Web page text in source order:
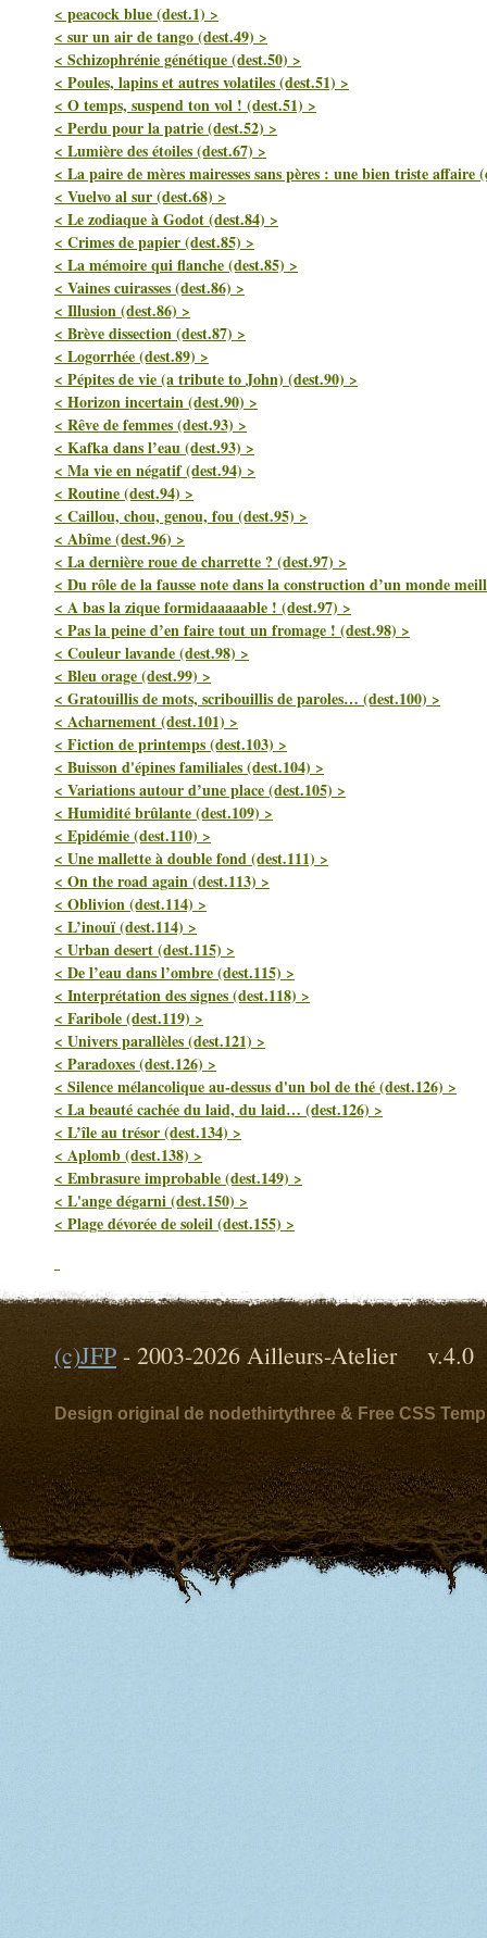
< peacock blue (dest.1) >
< sur un air de tango (dest.49) >
< Schizophrénie génétique (dest.50) >
< Poules, lapins et autres volatiles (dest.51) >
< O temps, suspend ton vol ! (dest.51) >
< Perdu pour la patrie (dest.52) >
< Lumière des étoiles (dest.67) >
< La paire de mères mairesses sans pères : une bien triste affaire
< Vuelvo al sur (dest.68) >
< Le zodiaque à Godot (dest.84) >
< Crimes de papier (dest.85) >
< La mémoire qui flanche (dest.85) >
< Vaines cuirasses (dest.86) >
< Illusion (dest.86) >
< Brève dissection (dest.87) >
< Logorrhée (dest.89) >
< Pépites de vie (a tribute to John) (dest.90) >
< Horizon incertain (dest.90) >
< Rêve de femmes (dest.93) >
< Kafka dans l’eau (dest.93) >
< Ma vie en négatif (dest.94) >
< Routine (dest.94) >
< Caillou, chou, genou, fou (dest.95) >
< Abîme (dest.96) >
< La dernière roue de charrette ? (dest.97) >
< Du rôle de la fausse note dans la construction d’un monde
< A bas la zique formidaaaaable ! (dest.97) >
< Pas la peine d’en faire tout un fromage ! (dest.98) >
< Couleur lavande (dest.98) >
< Bleu orage (dest.99) >
< Gratouillis de mots, scribouillis de paroles… (dest.100) >
< Acharnement (dest.101) >
< Fiction de printemps (dest.103) >
< Buisson d'épines familiales (dest.104) >
< Variations autour d’une place (dest.105) >
< Humidité brûlante (dest.109) >
< Epidémie (dest.110) >
< Une mallette à double fond (dest.111) >
< On the road again (dest.113) >
< Oblivion (dest.114) >
< L’inouï (dest.114) >
< Urban desert (dest.115) >
< De l’eau dans l’ombre (dest.115) >
< Interprétation des signes (dest.118) >
< Faribole (dest.119) >
< Univers parallèles (dest.121) >
< Paradoxes (dest.126) >
< Silence mélancolique au-dessus d'un bol de thé (dest.126) >
< La beauté cachée du laid, du laid… (dest.126) >
< L’île au trésor (dest.134) >
< Aplomb (dest.138) >
< Embrasure improbable (dest.149) >
< L'ange dégarni (dest.150) >
< Plage dévorée de soleil (dest.155) >
(c)JFP - 2003-2026 Ailleurs-Atelier
Design original de nodethirtythree & Free CSS